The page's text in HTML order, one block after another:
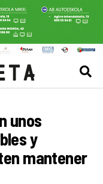
unos
y
mantener